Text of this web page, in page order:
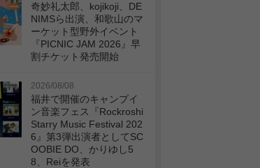
奇妙礼太郎、kojikoji、DE
NIMSら出演、和歌山のマ
ーケット型野外イベント
『PICNIC JAM 2026』早
割チケット発売開始
2026/08/08
福井で開催のキャンプイ
ン音楽フェス『Rockroshi
Starry Music Festival 202
6』第3弾出演者としてSC
OOBIE DO、かりゆし5
8、Reiを発表